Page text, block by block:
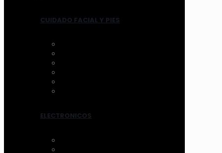
CUIDADO FACIAL Y PIES
ELECTRONICOS